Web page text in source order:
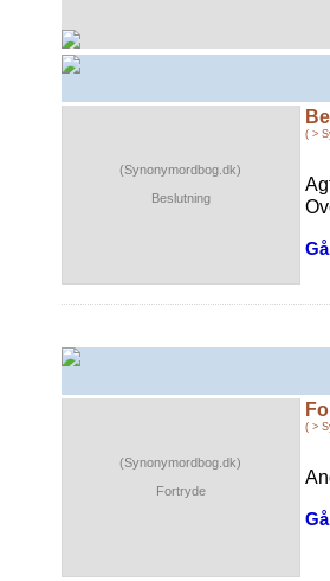
(Synonymordbog.dk)
Beslutning
( >
(Synonymordbog.dk)
Fortryde
( >